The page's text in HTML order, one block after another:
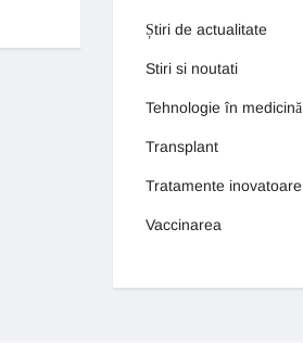
Știri de actualitate
Stiri si noutati
Tehnologie în medicină
Transplant
Tratamente inovatoare
Vaccinarea